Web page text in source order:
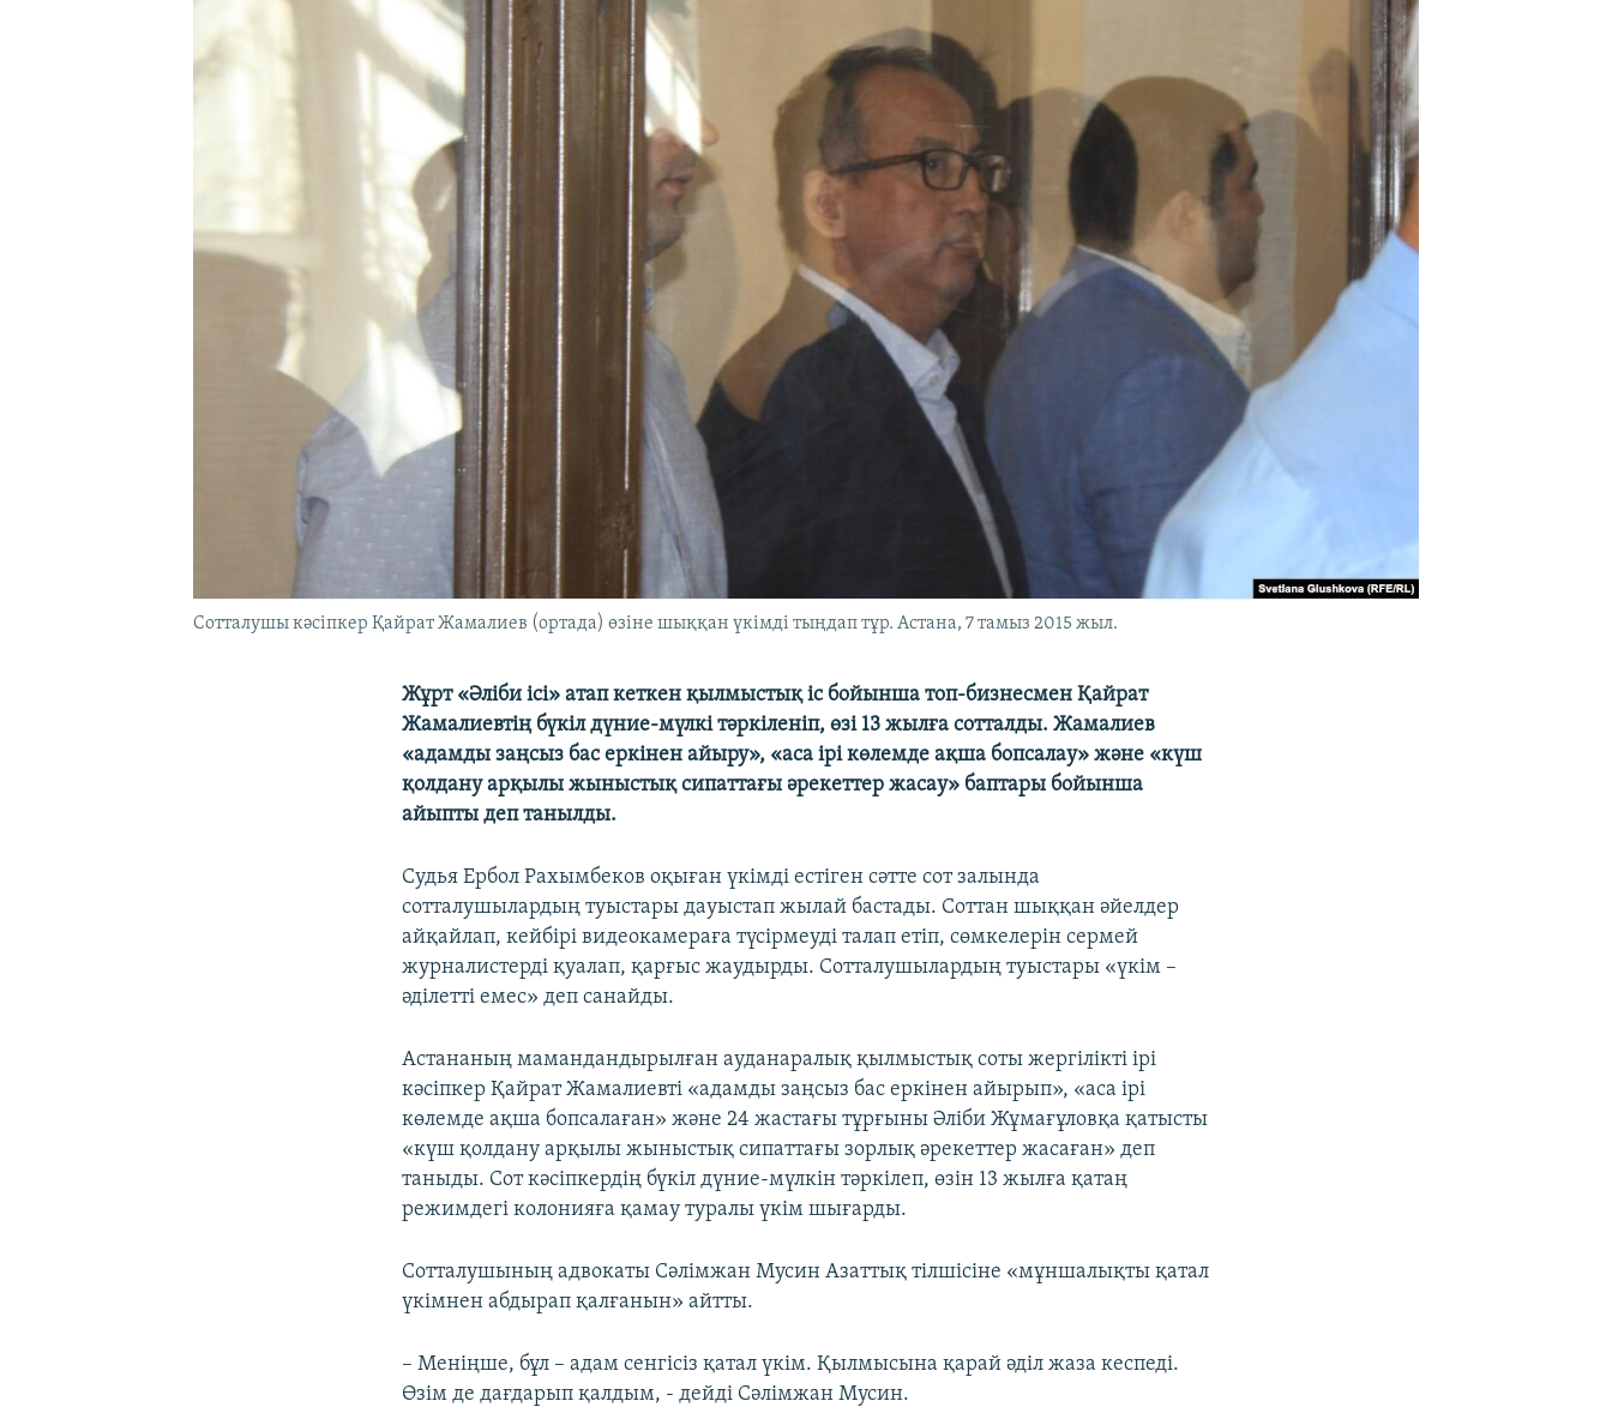
Сотталушы кәсіпкер Қайрат Жамалиев (ортада) өзіне шыққан үкімді тыңдап тұр. Астана, 7 тамыз 2015 жыл.
​Жұрт «Әліби ісі» атап кеткен қылмыстық іс бойынша топ-бизнесмен Қайрат
Жамалиевтің бүкіл дүние-мүлкі тәркіленіп, өзі 13 жылға сотталды. Жамалиев
«адамды заңсыз бас еркінен айыру», «аса ірі көлемде ақша бопсалау» және «күш
қолдану арқылы жыныстық сипаттағы әрекеттер жасау» баптары бойынша
айыпты деп танылды.
Судья Ербол Рахымбеков оқыған үкімді естіген сәтте сот залында
сотталушылардың туыстары дауыстап жылай бастады. Соттан шыққан әйелдер
айқайлап, кейбірі видеокамераға түсірмеуді талап етіп, сөмкелерін сермей
журналистерді қуалап, қарғыс жаудырды. Сотталушылардың туыстары «үкім –
әділетті емес» деп санайды.
Астананың мамандандырылған ауданаралық қылмыстық соты жергілікті ірі
кәсіпкер Қайрат Жамалиевті «адамды заңсыз бас еркінен айырып», «аса ірі
көлемде ақша бопсалаған» және 24 жастағы тұрғыны Әліби Жұмағұловқа қатысты
«күш қолдану арқылы жыныстық сипаттағы зорлық әрекеттер жасаған» деп
таныды. Сот кәсіпкердің бүкіл дүние-мүлкін тәркілеп, өзін 13 жылға қатаң
режимдегі колонияға қамау туралы үкім шығарды.
Сотталушының адвокаты Сәлімжан Мусин Азаттық тілшісіне «мұншалықты қатал
үкімнен абдырап қалғанын» айтты.
– Меніңше, бұл – адам сенгісіз қатал үкім. Қылмысына қарай әділ жаза кеспеді.
Өзім де дағдарып қалдым, - дейді Сәлімжан Мусин.